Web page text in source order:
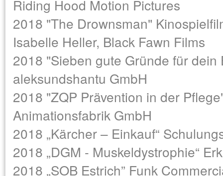
Riding Hood Motion Pictures
2018 "The Drownsman"
Isabelle Heller, Black Fawn Films
2018 "Sieben gute Gründe für
aleksundshantu GmbH
2018 "ZQP Prävention in der
Animationsfabrik GmbH
2018 „Kärcher – Einkauf“
2018 „DGM - Muskeldystrophie“
2018 „SOB Estrich” Funk